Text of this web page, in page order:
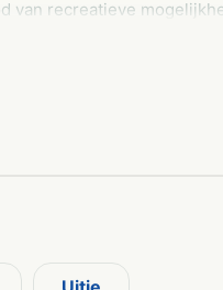
van recreatieve
boomhutten. Wel
Plons in het